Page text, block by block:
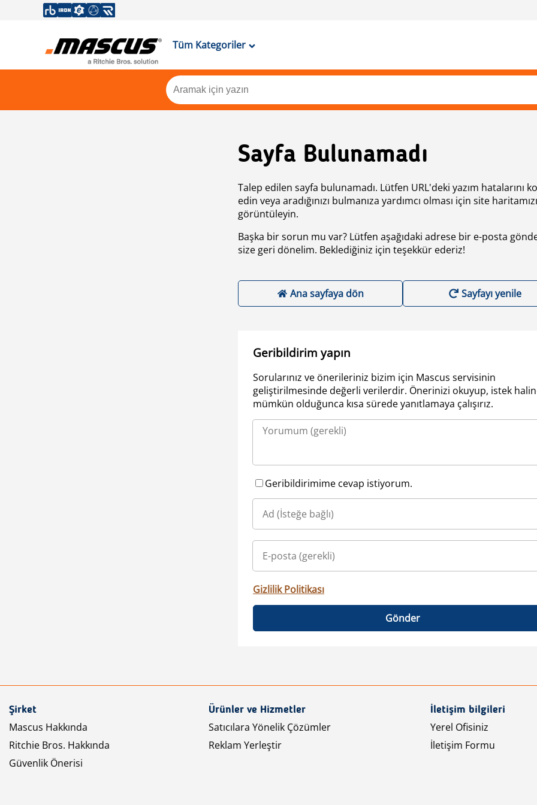
Tüm Kategoriler
Sayfa Bulunamadı
Talep edilen sayfa bulunamadı. Lütfen URL'deki yazım hatalarını
edin veya aradığınızı bulmanıza yardımcı olması için site haritamızı
görüntüleyin.
Başka bir sorun mu var? Lütfen aşağıdaki adrese bir e-posta
size geri dönelim. Beklediğiniz için teşekkür ederiz!
Ana sayfaya dön Sayfayı yenile
Geribildirim yapın
Sorularınız ve önerileriniz bizim için Mascus servisinin
geliştirilmesinde değerli verilerdir. Önerinizi okuyup, istek
mümkün olduğunca kısa sürede yanıtlamaya çalışırız.
Geribildirimime cevap istiyorum.
Gizlilik Politikası
Gönder
Şirket
Mascus Hakkında
Ritchie Bros. Hakkında
Güvenlik Önerisi
Ürünler ve Hizmetler
Satıcılara Yönelik Çözümler
Reklam Yerleştir
İletişim bilgileri
Yerel Ofisiniz
İletişim Formu